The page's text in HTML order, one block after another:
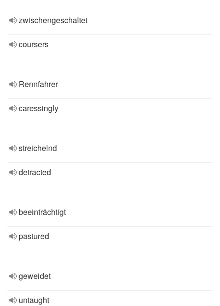
zwischengeschaltet
coursers
Rennfahrer
caressingly
streichelnd
detracted
beeinträchtigt
pastured
geweidet
untaught